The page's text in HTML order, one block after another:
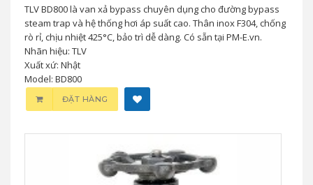
TLV BD800 là van xả bypass chuyên dụng cho đường bypass
steam trap và hệ thống hơi áp suất cao. Thân inox F304, chống
rò rỉ, chịu nhiệt 425°C, bảo trì dễ dàng. Có sẵn tại PM-E.vn.
Nhãn hiệu: TLV
Xuất xứ: Nhật
Model: BD800
ĐẶT HÀNG